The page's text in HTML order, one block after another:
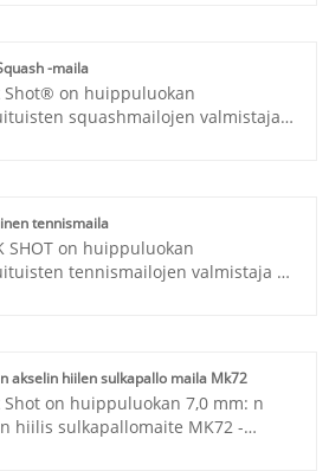
mailojen suunnitteluun ja
-maila
Shot® on huippuluokan
squashmailojen valmistaja
tarkkuuden. Yksiosainen
vähentää rungon kokonaispainoa
kestävyyttä.
tennismaila
SHOT on huippuluokan
tennismailojen valmistaja ja
mailojen suunnitteluun ja
akselin hiilen sulkapallo maila Mk72
Shot on huippuluokan 7,0 mm: n
hiilis sulkapallomaite MK72 -